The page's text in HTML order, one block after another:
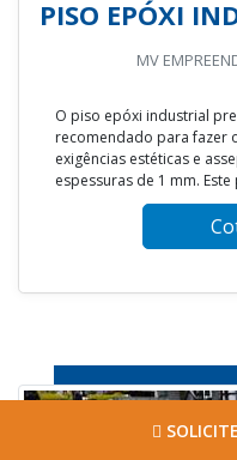
PISO EPÓXI
MV
O piso epóxi industrial
recomendado para fazer
exigências estéticas e
espessuras de 1 mm.